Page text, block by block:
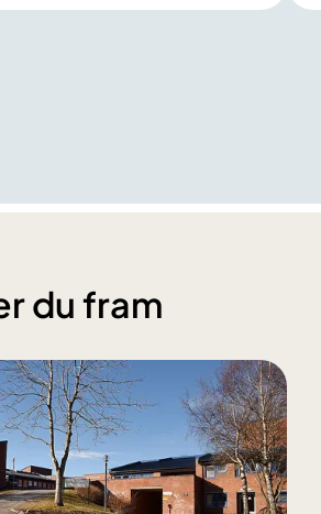
du fram